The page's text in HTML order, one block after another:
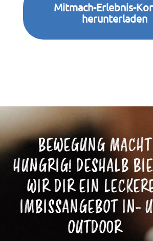
Mitmach-Erlebnis-
herunterladen
BEWEGUNG MACHT
HUNGRIG! DESHALB
WIR DIR EIN
IMBISSANGEBOT IN-
OUTDOOR